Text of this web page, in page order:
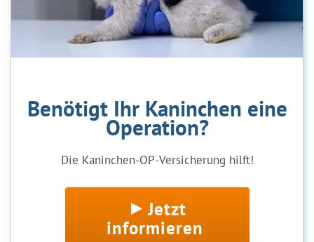
Benötigt Ihr Kaninchen eine
Operation?
Die Kaninchen-OP-Versicherung hilft!
Jetzt
informieren